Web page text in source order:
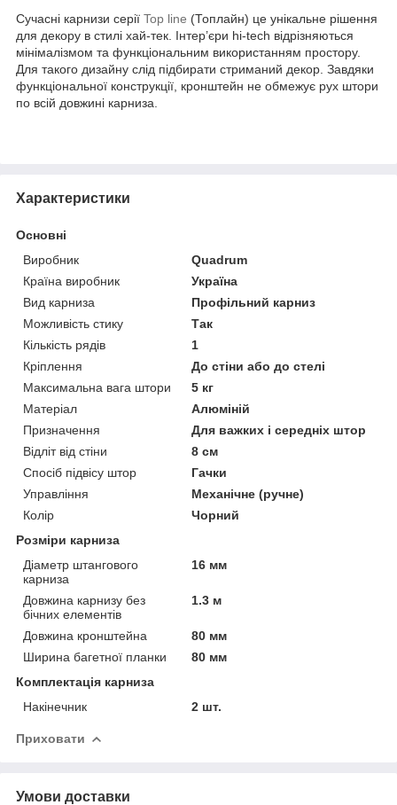
Сучасні карнизи серії Top line (Топлайн) це унікальне рішення
для декору в стилі хай-тек. Інтер’єри hi-tech відрізняються
мінімалізмом та функціональним використанням простору.
Для такого дизайну слід підбирати стриманий декор. Завдяки
функціональної конструкції, кронштейн не обмежує рух штори
по всій довжині карниза.
Характеристики
Основні
Виробник
Quadrum
Країна виробник
Україна
Вид карниза
Профільний карниз
Можливість стику
Так
Кількість рядів
1
Кріплення
До стіни або до стелі
Максимальна вага штори
5 кг
Матеріал
Алюміній
Призначення
Для важких і середніх штор
Відліт від стіни
8 см
Спосіб підвісу штор
Гачки
Управління
Механічне (ручне)
Колір
Чорний
Розміри карниза
Діаметр штангового
карниза
16 мм
Довжина карнизу без
бічних елементів
1.3 м
Довжина кронштейна
80 мм
Ширина багетної планки
80 мм
Комплектація карниза
Накінечник
2 шт.
Приховати
Умови доставки